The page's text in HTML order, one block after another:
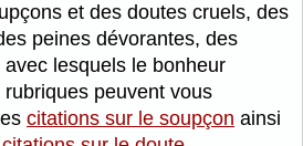
et des doutes cruels, des
peines dévorantes, des
lesquels le bonheur
peuvent vous
citations sur le soupçon ainsi